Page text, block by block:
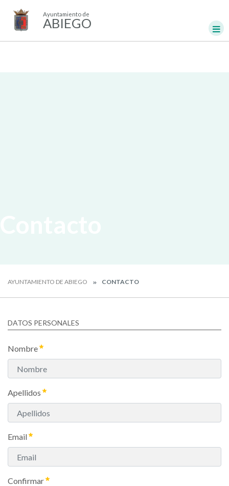
Ayuntamiento de
ABIEGO
AYUNTAMIENTO DE ABIEGO CONTACTO
DATOS PERSONALES
Nombre
Apellidos
Email
Confirmar